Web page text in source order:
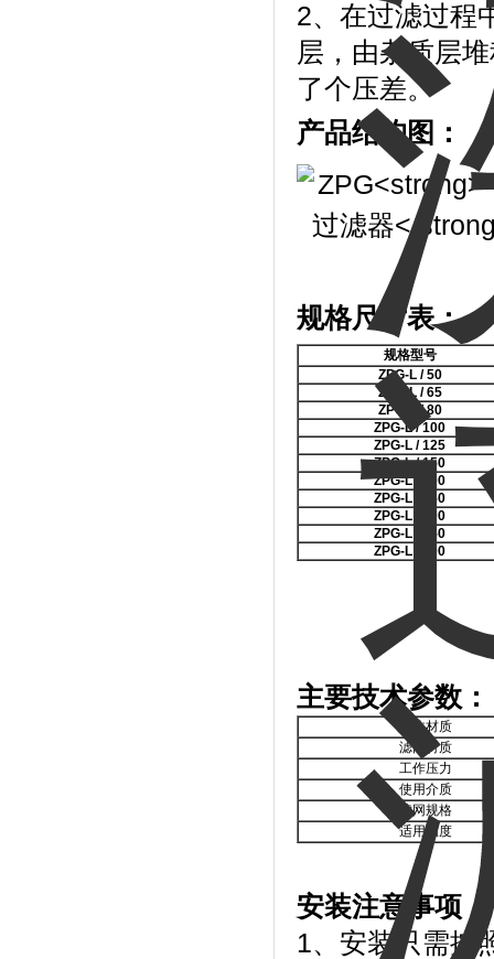
2、在过滤过程
层，由杂质层
了个压差。
产品结构图：
规格尺寸表：
规格型号
ZPG-L / 50
ZPG-L / 65
ZPG-L / 80
ZPG-L / 100
ZPG-L / 125
ZPG-L / 150
ZPG-L / 200
ZPG-L / 250
ZPG-L / 300
ZPG-L / 350
ZPG-L / 400
主要技术参数：
壳体材质
滤网材质
工作压力
使用介质
滤网规格
适用温度
安装注意事项：
1、安装只需按